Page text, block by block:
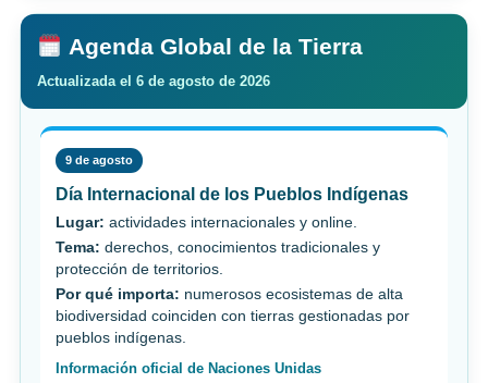
Agenda Global de la Tierra
Actualizada el 6 de agosto de 2026
9 de agosto
Día Internacional de los Pueblos Indígenas
Lugar: actividades internacionales y online.
Tema: derechos, conocimientos tradicionales y
protección de territorios.
Por qué importa: numerosos ecosistemas de alta
biodiversidad coinciden con tierras gestionadas por
pueblos indígenas.
Información oficial de Naciones Unidas